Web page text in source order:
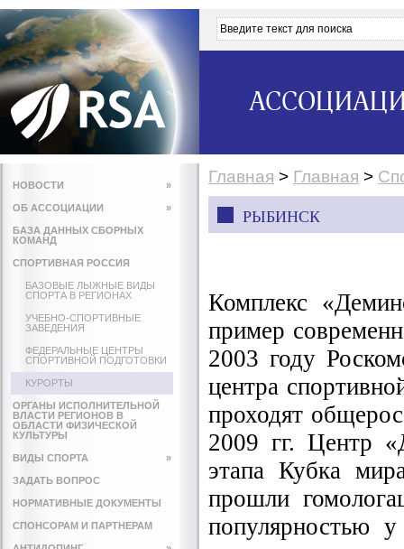
НОВОСТИ »
ОБ АССОЦИАЦИИ »
БАЗА ДАННЫХ СБОРНЫХ
КОМАНД
СПОРТИВНАЯ РОССИЯ
БАЗОВЫЕ ЛЫЖНЫЕ ВИДЫ
СПОРТА В РЕГИОНАХ
УЧЕБНО-СПОРТИВНЫЕ
ЗАВЕДЕНИЯ
ФЕДЕРАЛЬНЫЕ ЦЕНТРЫ
СПОРТИВНОЙ ПОДГОТОВКИ
КУРОРТЫ
ОРГАНЫ ИСПОЛНИТЕЛЬНОЙ
ВЛАСТИ РЕГИОНОВ В
ОБЛАСТИ ФИЗИЧЕСКОЙ
КУЛЬТУРЫ
ВИДЫ СПОРТА »
ЗАДАТЬ ВОПРОС
НОРМАТИВНЫЕ ДОКУМЕНТЫ
СПОНСОРАМ И ПАРТНЕРАМ
Главная > Главная >
РЫБИНСК
Комплекс
пример
2003 году
центра
проходят
2009 гг. Центр
этапа Кубка
прошли
популярностью